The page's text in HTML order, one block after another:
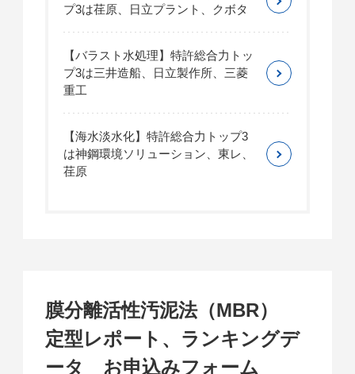
プ3は荏原、日立プラント、クボタ
【バラスト水処理】特許総合力トッ
プ3は三井造船、日立製作所、三菱
重工
【海水淡水化】特許総合力トップ3
は神鋼環境ソリューション、東レ、
荏原
膜分離活性汚泥法（MBR）
定型レポート、ランキングデ
ータ お申込みフォーム